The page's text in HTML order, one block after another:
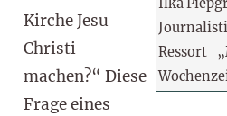
Ilka
Ressort
Kirche Jesu
Christi
machen?“ Diese
Frage eines